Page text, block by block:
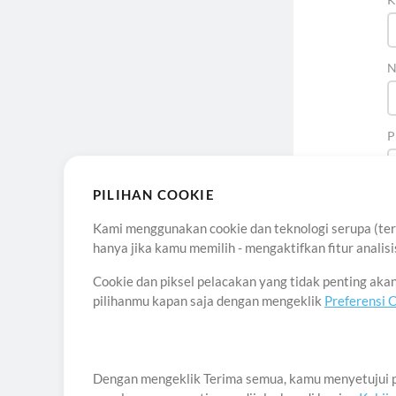
PILIHAN COOKIE
Kami menggunakan cookie dan teknologi serupa
hanya jika kamu memilih - mengaktifkan fitur
Cookie dan piksel pelacakan yang tidak penting
pilihanmu kapan saja dengan mengeklik Preferensi
Dengan mengeklik Terima semua, kamu